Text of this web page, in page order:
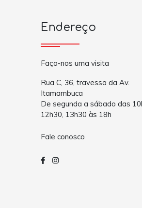
Endereço
Faça-nos uma visita
Rua C, 36, travessa da Av.
Itamambuca
De segunda a sábado das
12h30, 13h30 às 18h
Fale conosco